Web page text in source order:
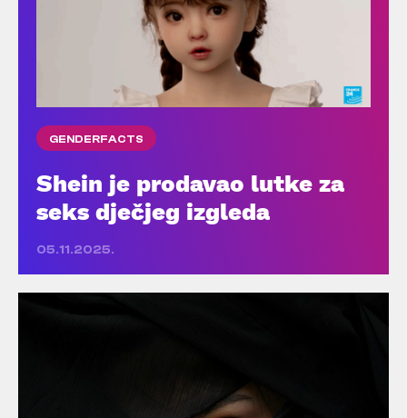
GENDERFACTS
Shein je prodavao lutke za
seks dječjeg izgleda
05.11.2025.